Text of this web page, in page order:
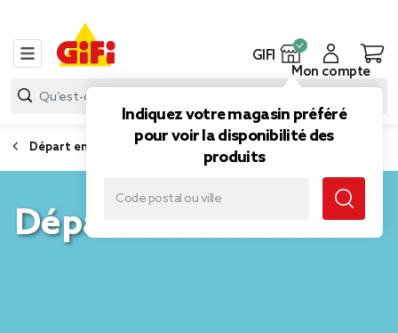
GIFI
Indiquez votre magasin préféré
pour voir la disponibilité des
produits
Mon compte
Départ en vacances
Départ en vacances